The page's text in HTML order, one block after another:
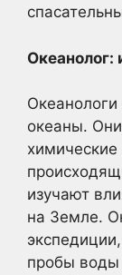
Океанолог:
океаны.
изучают
на Земле.
пробы воды